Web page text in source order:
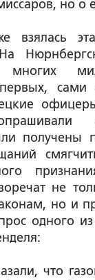
но о
взялась
многих
сами
получены
не
но и
одного
что